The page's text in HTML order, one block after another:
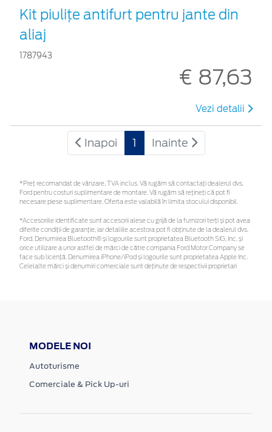
Kit piuliţe antifurt pentru jante din
aliaj
1787943
€ 87,63
Vezi detalii
Inapoi 1 Inainte
*Preţ recomandat de vânzare, TVA inclus. Vă rugăm să contactaţi dealerul dvs.
Ford pentru costuri suplimentare de montare. Vă rugăm să rețineți că pot fi
necesare piese suplimentare. Oferta este valabilă în limita stocului disponibil.
*Accesoriile identificate sunt accesorii alese cu grijă de la furnizori terți și pot avea
diferite condiții de garanție, iar detaliile acestora pot fi obținute de la dealerul dvs.
Ford. Denumirea Bluetooth® și logourile sunt proprietatea Bluetooth SIG, Inc. și
orice utilizare a unor astfel de mărci de către compania Ford Motor Company se
face sub licență. Denumirea iPhone/iPod și logourile sunt proprietatea Apple Inc.
Celelalte mărci și denumiri comerciale sunt deținute de respectivii proprietari
MODELE NOI
Autoturisme
Comerciale & Pick Up-uri